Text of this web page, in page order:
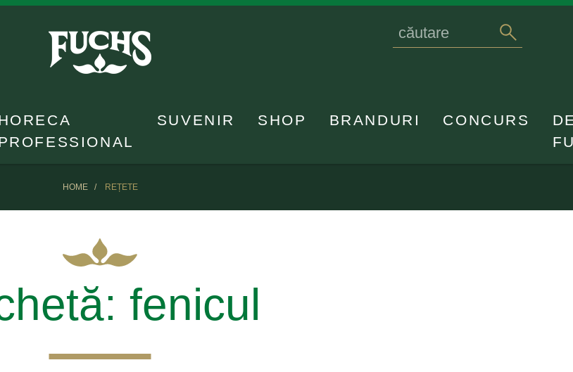
Search
SUVENIR SHOP BRANDURI CONCURS
HOME REȚETE
fenicul